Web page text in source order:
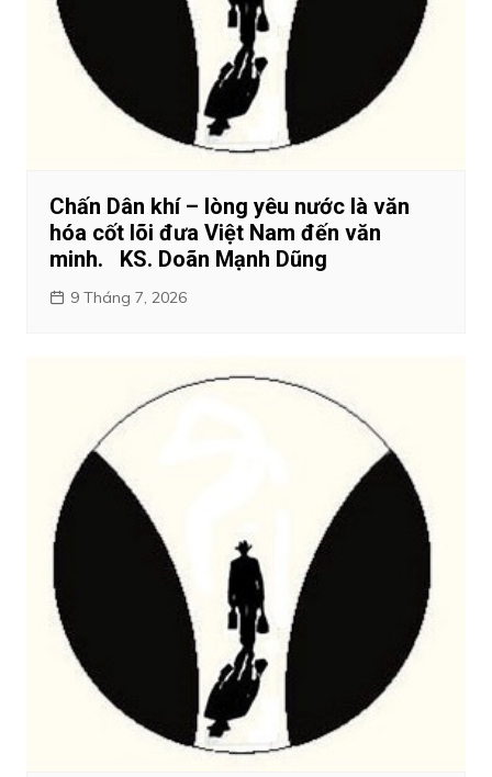
Chấn Dân khí – lòng yêu nước là văn
hóa cốt lõi đưa Việt Nam đến văn
minh. KS. Doãn Mạnh Dũng
9 Tháng 7, 2026